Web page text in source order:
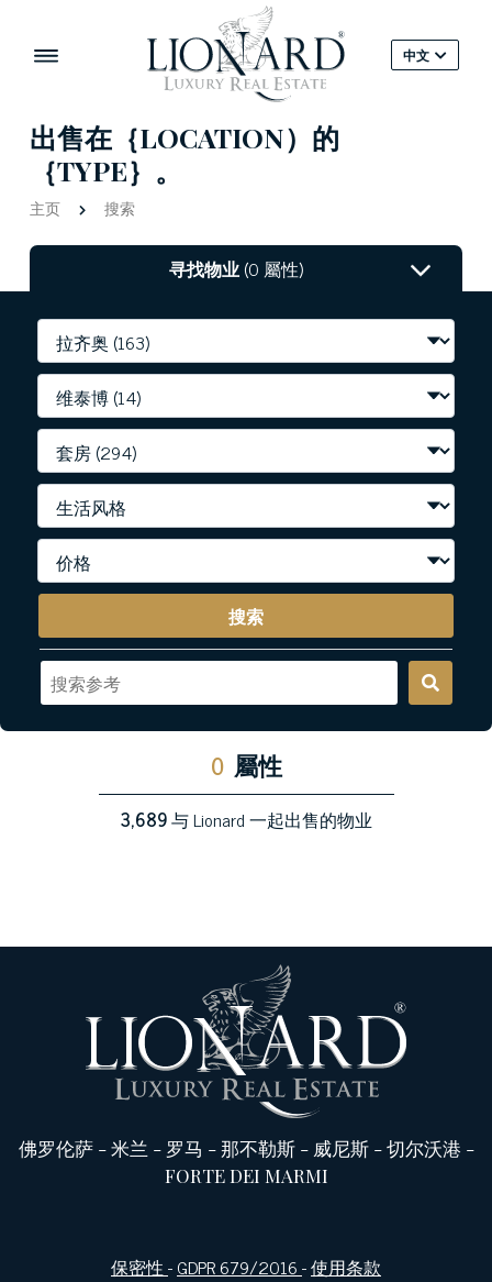
中文
出售在｛LOCATION）的
｛TYPE｝。
主页 搜索
寻找物业(0 屬性)
搜索
0 屬性
3,689与 Lionard 一起出售的物业
佛罗伦萨-米兰 - 罗马 -那不勒斯- 威尼斯-切尔沃港 -
FORTE DEI MARMI
保密性-GDPR 679/2016-使用条款